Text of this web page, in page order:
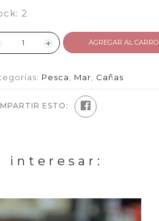
2
AGREGAR AL CARRO
Pesca Mar Cañas
ESTO:
interesar: